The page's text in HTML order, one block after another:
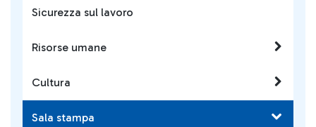
Sicurezza sul lavoro
Risorse umane
Cultura
Sala stampa